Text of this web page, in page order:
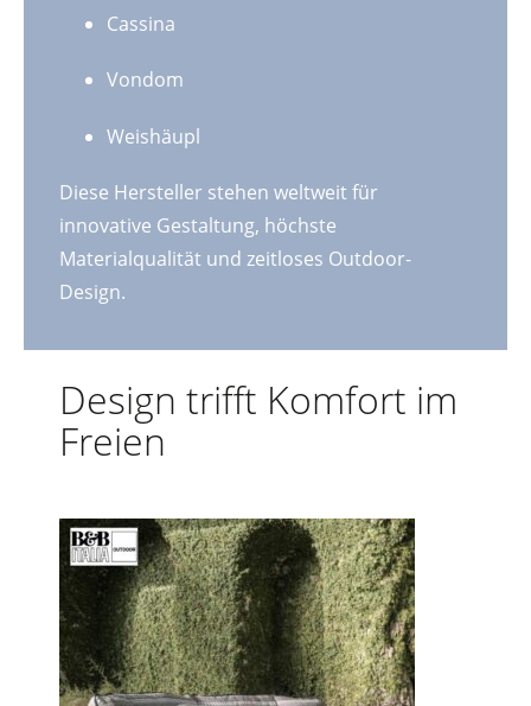
Cassina
Vondom
Weishäupl
Diese Hersteller stehen weltweit für
innovative Gestaltung, höchste
Materialqualität und zeitloses Outdoor-
Design.
Design trifft Komfort im
Freien